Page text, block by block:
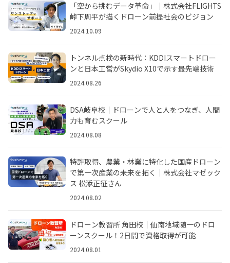
「空から挑むデータ革命」｜株式会社FLIGHTS
峠下周平が描くドローン前提社会のビジョン
2024.10.09
トンネル点検の新時代：KDDIスマートドロー
ン​と日本工営がSkydio X10で示す最先端技術
2024.08.26
DSA岐阜校｜ドローンで人と人をつなぎ、人間
力も育むスクール
2024.08.08
特許取得、農業・林業に特化した国産ドローン
で第一次産業の未来を拓く｜株式会社マゼック
ス 松添正征さん
2024.08.02
ドローン教習所 角田校｜仙南地域随一のドロ
ーンスクール！2日間で資格取得が可能
2024.08.01